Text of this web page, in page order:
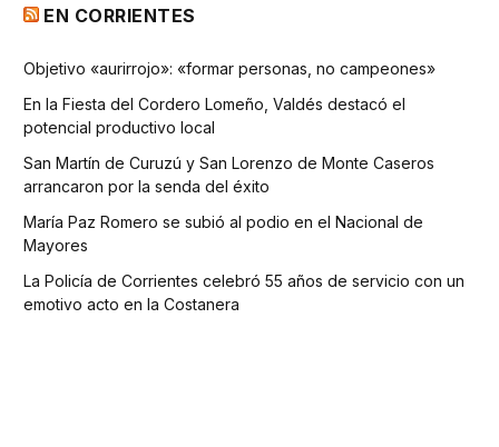
EN CORRIENTES
Objetivo «aurirrojo»: «formar personas, no campeones»
En la Fiesta del Cordero Lomeño, Valdés destacó el
potencial productivo local
San Martín de Curuzú y San Lorenzo de Monte Caseros
arrancaron por la senda del éxito
María Paz Romero se subió al podio en el Nacional de
Mayores
La Policía de Corrientes celebró 55 años de servicio con un
emotivo acto en la Costanera